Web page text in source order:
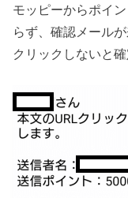
モッピーからポイ
らず、確認メール
クリックしないと確